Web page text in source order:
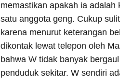
memastikan apakah ia adalah
satu anggota geng. Cukup
karena menurut keterangan
dikontak lewat telepon oleh
bahwa W tidak banyak
penduduk sekitar. W sendiri